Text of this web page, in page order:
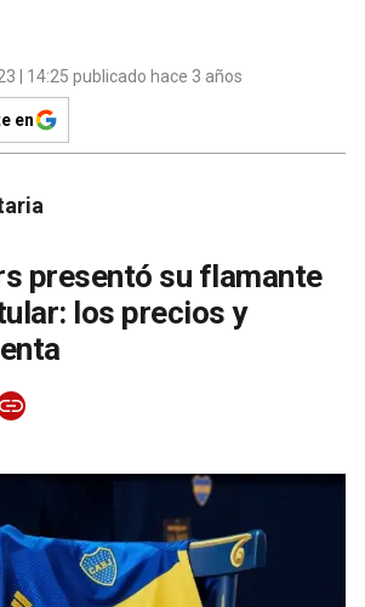
| 14:25 publicado hace 3 años
en
presentó su flamante
los precios y